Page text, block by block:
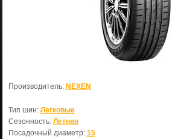
Производитель: NEXEN
Тип шин: Легковые
Сезонность: Летняя
Посадочный диаметр: 15